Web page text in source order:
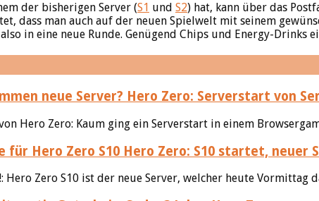
der bisherigen Server (S1 und S2) hat, kann über das
dass man auch auf der neuen Spielwelt mit seinem
in eine neue Runde. Genügend Chips und Energy-Drinks
Hero Zero: Serverstart von
Hero Zero: Kaum ging ein Serverstart in einem
Hero Zero: S10 startet, neuer
Hero Zero S10 ist der neue Server, welcher heute Vormittag